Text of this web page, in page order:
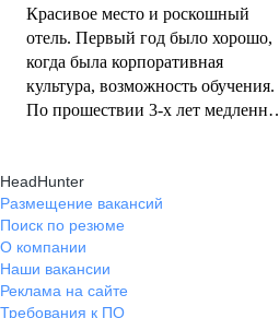
Красивое место и роскошный
отель. Первый год было хорошо,
когда была корпоративная
культура, возможность обучения.
По прошествии 3-х лет медленно
мотивации: Сотрудники, которые
видят, что карьерный рост зависит
не от заслуг, перестают стараться.
* Разрушение атмосферы: В
коллективе растут зависть,
сплетни и чувство
HeadHunter
Размещение вакансий
Поиск по резюме
О компании
Наши вакансии
Реклама на сайте
Требования к ПО